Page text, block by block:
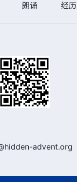
朗诵 经
advent.org